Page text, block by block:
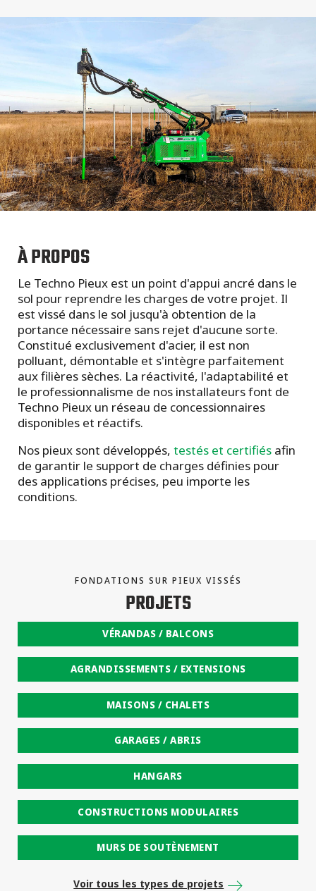
À PROPOS
Le Techno Pieux est un point d'appui ancré dans le
sol pour reprendre les charges de votre projet. Il
est vissé dans le sol jusqu'à obtention de la
portance nécessaire sans rejet d'aucune sorte.
Constitué exclusivement d'acier, il est non
polluant, démontable et s'intègre parfaitement
aux filières sèches. La réactivité, l'adaptabilité et
le professionnalisme de nos installateurs font de
Techno Pieux un réseau de concessionnaires
disponibles et réactifs.
Nos pieux sont développés, testés et certifiés afin
de garantir le support de charges définies pour
des applications précises, peu importe les
conditions.
FONDATIONS SUR PIEUX VISSÉS
PROJETS
VÉRANDAS / BALCONS
AGRANDISSEMENTS / EXTENSIONS
MAISONS / CHALETS
GARAGES / ABRIS
HANGARS
CONSTRUCTIONS MODULAIRES
MURS DE SOUTÈNEMENT
Voir tous les types de projets